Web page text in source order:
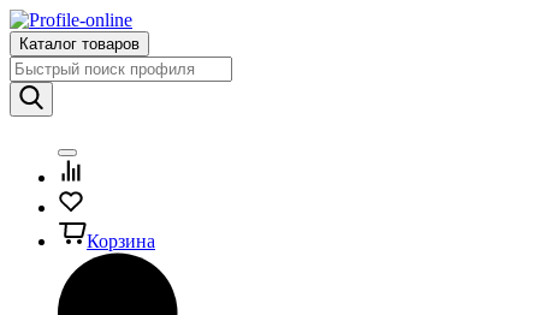
Каталог товаров
Корзина